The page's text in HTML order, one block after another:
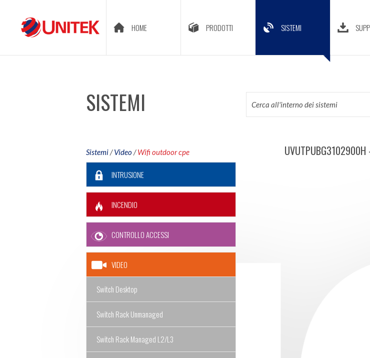
HOME PRODOTTI SISTEMI
SISTEMI
Sistemi/Video/Wifi outdoor cpe UVUTPUBG3102900H
INTRUSIONE
INCENDIO
CONTROLLO ACCESSI
VIDEO
Switch Desktop
Switch Rack Unmanaged
Switch Rack Managed L2/L3